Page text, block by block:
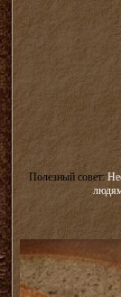
Полезный совет: